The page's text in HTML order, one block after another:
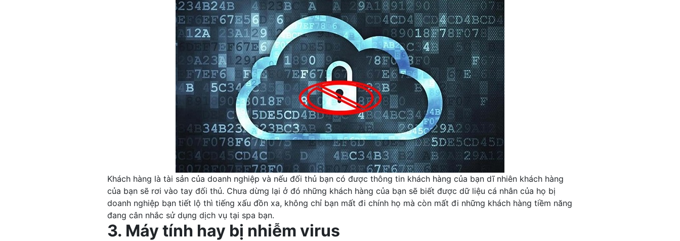
Khách hàng là tài sản của doanh nghiệp và nếu đối thủ bạn có được thông tin khách hàng của bạn dĩ nhiên khách hàng
của bạn sẽ rơi vào tay đối thủ. Chưa dừng lại ở đó những khách hàng của bạn sẽ biết được dữ liệu cá nhân của họ bị
doanh nghiệp bạn tiết lộ thì tiếng xấu đồn xa, không chỉ bạn mất đi chính họ mà còn mất đi những khách hàng tiềm năng
đang cân nhắc sử dụng dịch vụ tại spa bạn.
3. Máy tính hay bị nhiễm virus